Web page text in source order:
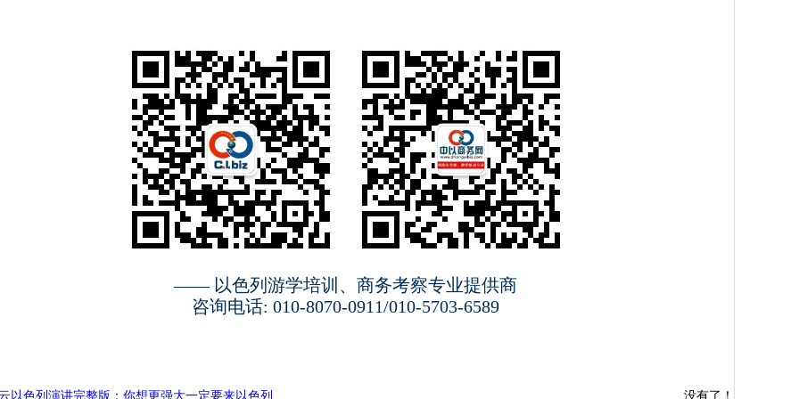
—— 以色列游学培训、商务考察专业提供商
咨询电话: 010-8070-0911/010-5703-6589
以色列演讲完整版：你想更强大一定要来以色列 没有了！